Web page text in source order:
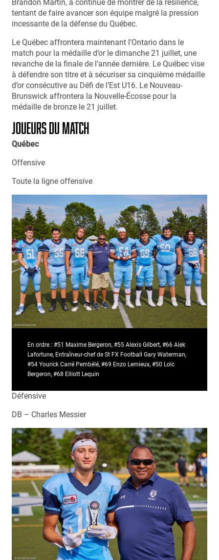
Brandon Martin, a continué de montrer de la résilience,
tentant de faire avancer son équipe malgré la pression
incessante de la défense du Québec.
Le Québec affrontera maintenant l’Ontario dans le
match pour la médaille d’or le dimanche 21 juillet, une
revanche de la finale de l’année dernière. Le Québec vise
à défendre son titre et à sécuriser sa cinquième médaille
d’or consécutive au Défi de l’Est U16. Le Nouveau-
Brunswick affrontera la Nouvelle-Écosse pour la
médaille de bronze le 21 juillet.
JOUEURS DU MATCH
Québec
Offensive
Toute la ligne offensive
En ordre : #51 Maxime Bergeron, #55 Alexis Gilbert, #66 Alek
Lafortune, Entraîneur-chef de St FX Football Gary Waterman,
#54 Yourick Carré Pembélé, #69 Enzo Lemieux, #50 Loïc
Bergeron, #68 Elliott Lequin
Défensive
DB – Charles Messier